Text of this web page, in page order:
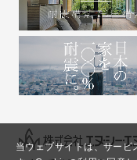
当ウェブサイトは、サー